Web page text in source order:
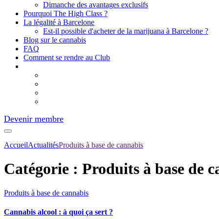
Dimanche des avantages exclusifs
Pourquoi The High Class ?
La légalité à Barcelone
Est-il possible d'acheter de la marijuana à Barcelone ?
Blog sur le cannabis
FAQ
Comment se rendre au Club
Devenir membre
AccueilActualitésProduits à base de cannabis
Catégorie : Produits à base de
Produits à base de cannabis
Cannabis alcool : à quoi ça sert ?